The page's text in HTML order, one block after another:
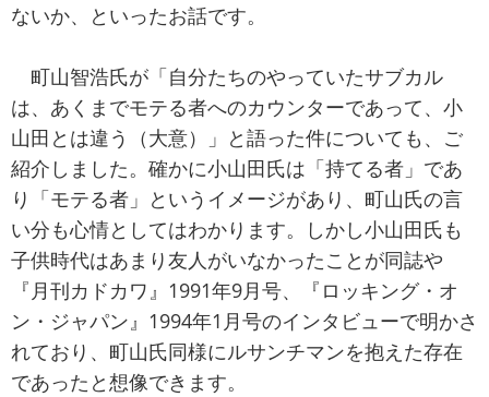
ないか、といったお話です。
町山智浩氏が「自分たちのやっていたサブカル
は、あくまでモテる者へのカウンターであって、小
山田とは違う（大意）」と語った件についても、ご
紹介しました。確かに小山田氏は「持てる者」であ
り「モテる者」というイメージがあり、町山氏の言
い分も心情としてはわかります。しかし小山田氏も
子供時代はあまり友人がいなかったことが同誌や
『月刊カドカワ』1991年9月号、『ロッキング・オ
ン・ジャパン』1994年1月号のインタビューで明かさ
れており、町山氏同様にルサンチマンを抱えた存在
であったと想像できます。